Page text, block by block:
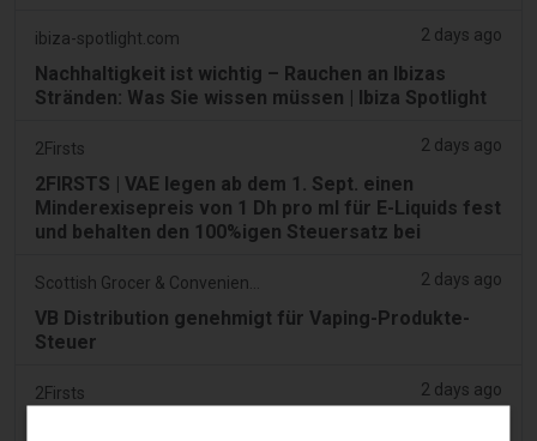
ibiza-spotlight.com 2 days ago
Nachhaltigkeit ist wichtig – Rauchen an Ibizas
Stränden: Was Sie wissen müssen | Ibiza Spotlight
2Firsts 2 days ago
2FIRSTS | VAE legen ab dem 1. Sept. einen
Minderexisepreis von 1 Dh pro ml für E-Liquids fest
und behalten den 100%igen Steuersatz bei
2 days ago
VB Distribution genehmigt für Vaping-Produkte-
Steuer
2Firsts 2 days ago